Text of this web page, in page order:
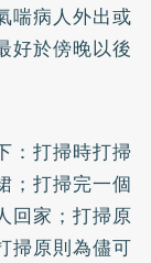
喘病人外出或
好於傍晚以後
：打掃時打掃
；打掃完一個
回家；打掃原
掃原則為儘可